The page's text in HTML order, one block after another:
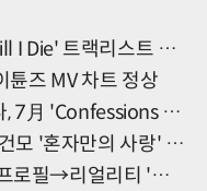
트랙리스트 선물
즈 MV 차트 정상
'Confessions II' 발매
자만의 사랑' 리메이크
→리얼리티 '두근두근'